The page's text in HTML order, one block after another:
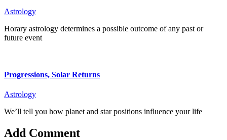
Astrology
Horary astrology determines a possible outcome of any past or
future event
Progressions, Solar Returns
Astrology
We’ll tell you how planet and star positions influence your life
Add Comment